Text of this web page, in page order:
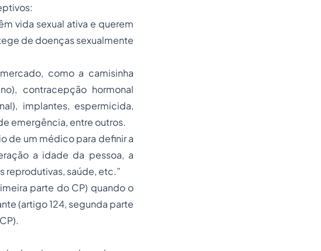
vida sexual ativa e querem
de doenças sexualmente
como a camisinha
contracepção hormonal
implantes, espermicida,
emergência, entre outros.
de um médico para definir a
a idade da pessoa, a
reprodutivas, saúde, etc.”
parte do CP) quando o
(artigo 124, segunda parte